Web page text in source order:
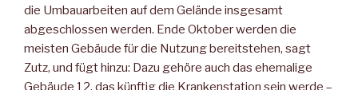
die Umbauarbeiten auf dem Gelände insgesamt
abgeschlossen werden. Ende Oktober werden die
meisten Gebäude für die Nutzung bereitstehen, sagt
Zutz, und fügt hinzu: Dazu gehöre auch das ehemalige
Gebäude 12, das künftig die Krankenstation sein werde –